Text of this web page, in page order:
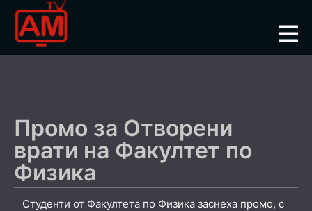
Промо за Отворени
врати на Факултет по
Физика
Студенти от Факултета по Физика заснеха промо, с